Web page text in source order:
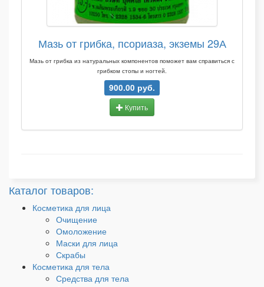
Мазь от грибка, псориаза, экземы 29А
Мазь от грибка из натуральных компонентов поможет вам справиться с
грибком стопы и ногтей.
900.00 руб.
Купить
Каталог товаров:
Косметика для лица
Очищение
Омоложение
Маски для лица
Скрабы
Косметика для тела
Средства для тела